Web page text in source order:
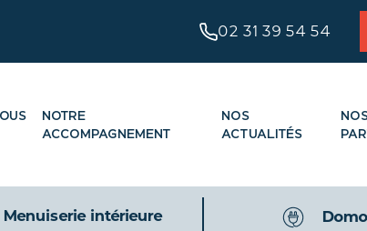
02 31 39 54 54
NOTRE
ACCOMPAGNEMENT
NOS
ACTUALITÉS
Menuiserie intérieure